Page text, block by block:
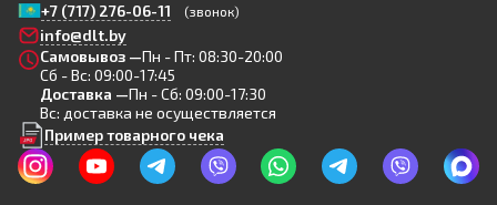
+7 (717) 276-06-11 (звонок)
info@dlt.by
Самовывоз —Пн - Пт: 08:30-20:00
Сб - Вс: 09:00-17:45
Доставка —Пн - Сб: 09:00-17:30
Вс: доставка не осуществляется
Пример товарного чека